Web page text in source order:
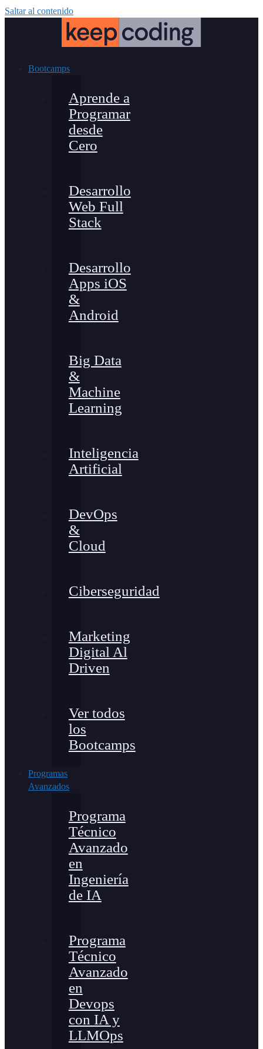
Saltar al contenido
Bootcamps
Aprende a
Programar
desde
Cero
Desarrollo
Web Full
Stack
Desarrollo
Apps iOS
&
Android
Big Data
&
Machine
Learning
Inteligencia
Artificial
DevOps
&
Cloud
Ciberseguridad
Marketing
Digital Al
Driven
Ver todos
los
Bootcamps
Programas
Avanzados
Programa
Técnico
Avanzado
en
Ingeniería
de IA
Programa
Técnico
Avanzado
en
Devops
con IA y
LLMOps